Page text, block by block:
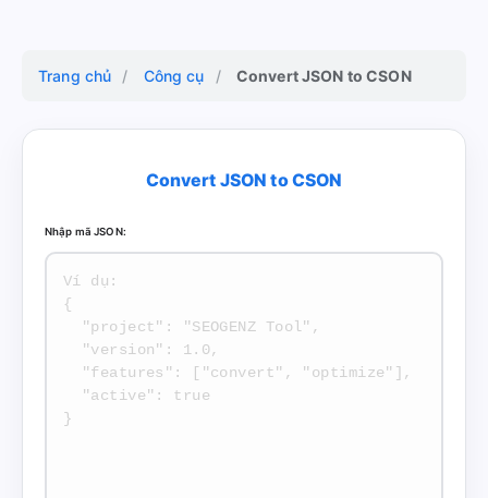
Trang chủ / Công cụ / Convert JSON to CSON
Convert JSON to CSON
Nhập mã JSON: